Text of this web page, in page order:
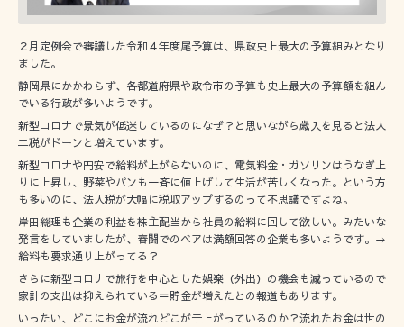
２月定例会で審議した令和４年度尾予算は、県政史上最大の予算組みとなり
ました。
静岡県にかかわらず、各都道府県や政令市の予算も史上最大の予算額を組ん
でいる行政が多いようです。
新型コロナで景気が低迷しているのになぜ？と思いながら歳入を見ると法人
二税がドーンと増えています。
新型コロナや円安で給料が上がらないのに、電気料金・ガソリンはうなぎ上
りに上昇し、野菜やパンも一斉に値上げして生活が苦しくなった。という方
も多いのに、法人税が大幅に税収アップするのって不思議ですよね。
岸田総理も企業の利益を株主配当から社員の給料に回して欲しい。みたいな
発言をしていましたが、春闘でのベアは満額回答の企業も多いようです。→
給料も要求通り上がってる？
さらに新型コロナで旅行を中心とした娯楽（外出）の機会も減っているので
家計の支出は抑えられている＝貯金が増えたとの報道もあります。
いったい、どこにお金が流れどこが干上がっているのか？流れたお金は世の